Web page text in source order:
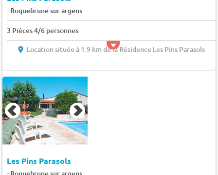
- Roquebrune sur argens
3 Pièces 4/6 personnes
Location située à 1.9 km de la Résidence Les Pins Parasols
Les Pins Parasols
-